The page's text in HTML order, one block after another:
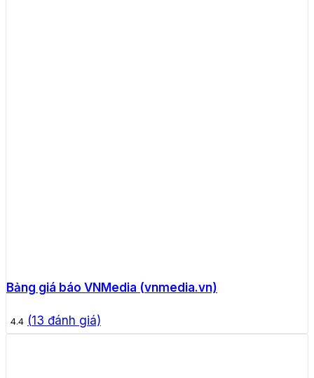
Bảng giá báo VNMedia (vnmedia.vn)
4.4 (13 đánh giá)